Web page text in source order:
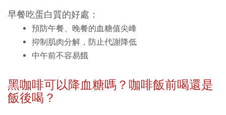
早餐吃蛋白質的好處 ：
預防午餐、晚餐的血糖值尖峰
抑制肌肉分解，防止代謝降低
中午前不容易餓
黑咖啡可以降血糖嗎？咖啡飯前喝還是
飯後喝？